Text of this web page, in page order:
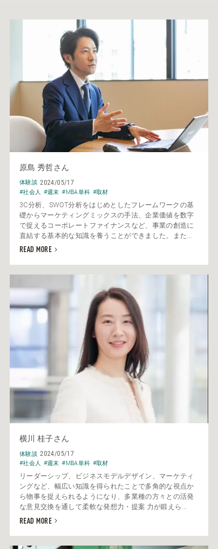
原島 秀哲さん
体験談 2024/05/17
#社会人 #週末 #MBA単科 #取材
3C分析、SWOT分析をはじめとしたフレームワークの基
礎からマーケティングミックスの手法、企業価値を数字
で捉えるコーポレートファイナンスなど、事業の創造に
直結する基本的な知識を養うことができました。また...
READ MORE
横川 桂子さん
体験談 2024/05/17
#社会人 #週末 #MBA単科 #取材
リーダーシップ、ビジネスモデルデザイン、マーケティ
ングなど、幅広い知識を得られたことで多角的な視点か
ら物事を捉えられるようになり、多業種の方々との活発
な意見交換を通して柔軟な発想力・提案 力が鍛えら...
READ MORE